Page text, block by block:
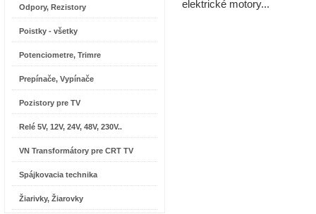
Odpory, Rezistory
Poistky - všetky
Potenciometre, Trimre
Prepínače, Vypínače
Pozistory pre TV
Relé 5V, 12V, 24V, 48V, 230V..
VN Transformátory pre CRT TV
Spájkovacia technika
Žiarivky, Žiarovky
elektrické motory...